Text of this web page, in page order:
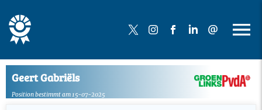
Geert Gabriëls
Position bestimmt am 15-07-2025